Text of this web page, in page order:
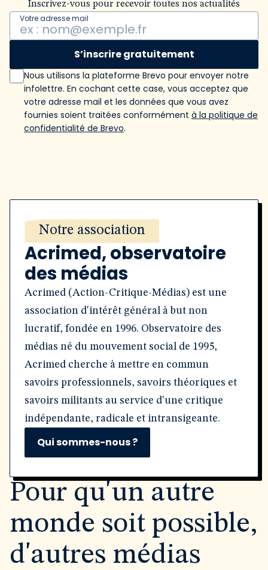
Inscrivez-vous pour recevoir toutes nos actualités
Votre adresse mail
S’inscrire gratuitement
Nous utilisons la plateforme Brevo pour envoyer notre
infolettre. En cochant cette case, vous acceptez que
votre adresse mail et les données que vous avez
fournies soient traitées conformément à la politique de
confidentialité de Brevo.
Notre association
Acrimed, observatoire
des médias
Acrimed (Action-Critique-Médias) est une
association d'intérêt général à but non
lucratif, fondée en 1996. Observatoire des
médias né du mouvement social de 1995,
Acrimed cherche à mettre en commun
savoirs professionnels, savoirs théoriques et
savoirs militants au service d'une critique
indépendante, radicale et intransigeante.
Qui sommes-nous ?
Pour qu'un autre
monde soit possible,
d'autres médias